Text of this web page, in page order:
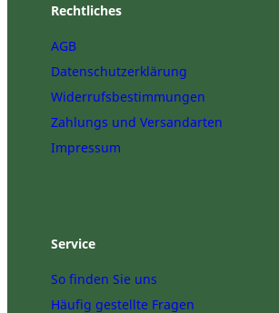
Rechtliches
AGB
Datenschutzerklärung
Widerrufsbestimmungen
Zahlungs und Versandarten
Impressum
Service
So finden Sie uns
Häufig gestellte Fragen